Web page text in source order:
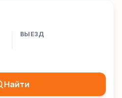
ВЫЕЗД
Найти